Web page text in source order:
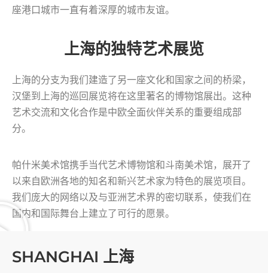
座港口城市一直有着深厚的城市友谊。
上海的独特艺术展览
上海的分支为我们建造了另一座文化和国家之间的桥梁，
汉堡到上海的巡回展览将在这里著名的博物馆展出。这种
艺术交流和文化合作是中欧全面伙伴关系的重要组成部
分。
帕什米美术馆携手当代艺术博物馆和斗南美术馆，展开了
以来自欧洲各地的知名和新兴艺术家为特色的展览项目。
我们庞大的网络以及与亚洲艺术界的密切联系，使我们在
国内和国际舞台上建立了可行的愿景。
SHANGHAI 上海